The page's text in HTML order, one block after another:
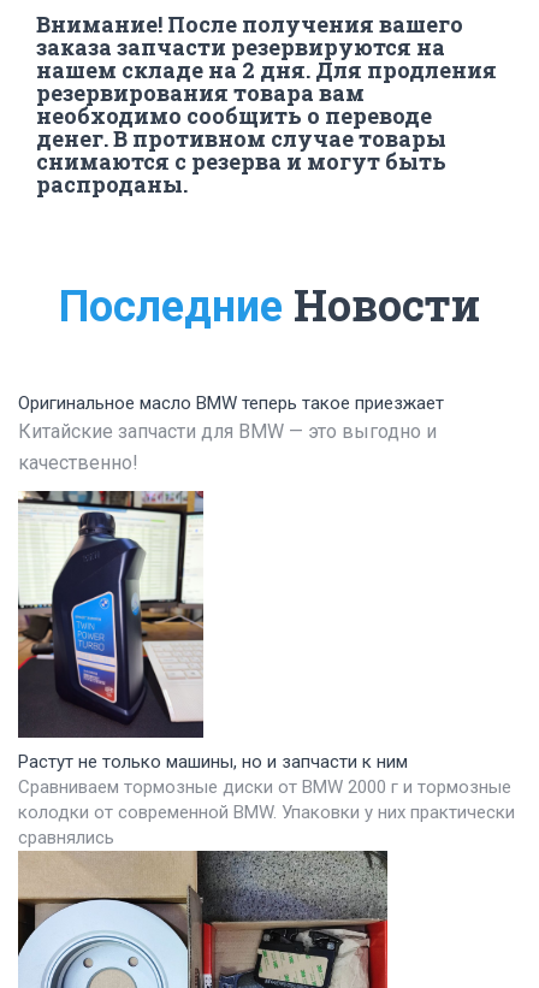
Внимание! После получения вашего
заказа запчасти резервируются на
нашем складе на 2 дня. Для продления
резервирования товара вам
необходимо сообщить о переводе
денег. В противном случае товары
снимаются с резерва и могут быть
распроданы.
Последние Новости
Оригинальное масло BMW теперь такое приезжает
Китайские запчасти для BMW — это выгодно и
качественно!
Растут не только машины, но и запчасти к ним
Сравниваем тормозные диски от BMW 2000 г и тормозные
колодки от современной BMW. Упаковки у них практически
сравнялись